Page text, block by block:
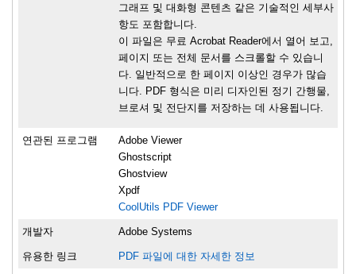
그래프 및 대화형 콘텐츠 같은 기술적인 세부사
항도 포함합니다.
이 파일은 무료 Acrobat Reader에서 열어 보고,
페이지 또는 전체 문서를 스크롤할 수 있습니
다. 일반적으로 한 페이지 이상인 경우가 많습
니다. PDF 형식은 미리 디자인된 정기 간행물,
브로셔 및 전단지를 저장하는 데 사용됩니다.
연관된 프로그램
Adobe Viewer
Ghostscript
Ghostview
Xpdf
CoolUtils PDF Viewer
개발자 Adobe Systems
유용한 링크 PDF 파일에 대한 자세한 정보